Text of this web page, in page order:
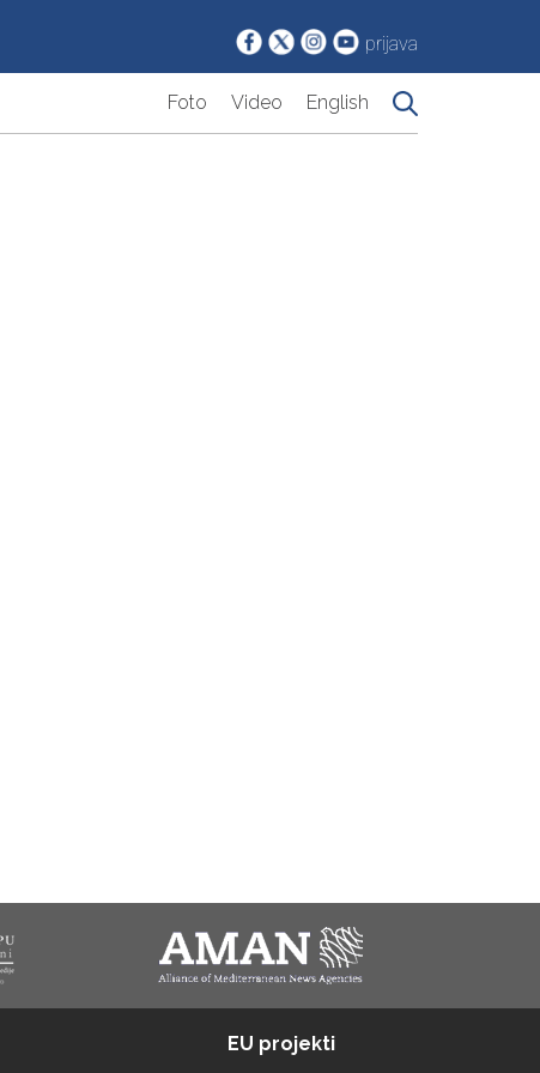
prijava
Foto Video English
EU projekti